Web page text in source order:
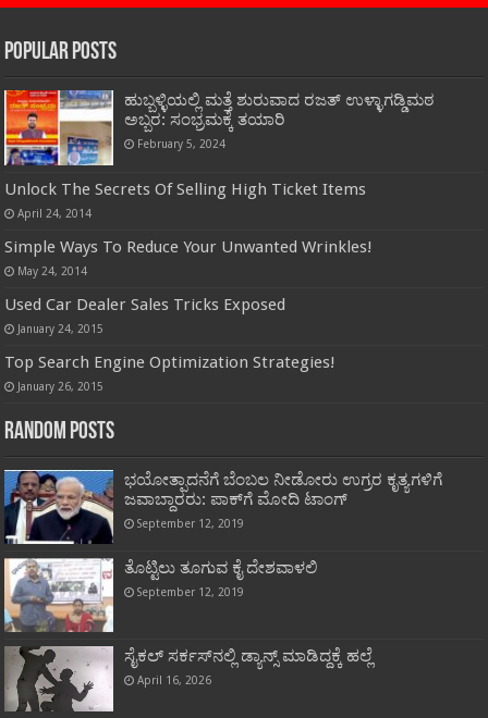
Popular Posts
ಹುಬ್ಬಳ್ಳಿಯಲ್ಲಿ ಮತ್ತೆ ಶುರುವಾದ ರಜತ್ ಉಳ್ಳಾಗಡ್ಡಿಮಠ
ಅಬ್ಬರ: ಸಂಭ್ರಮಕ್ಕೆ ತಯಾರಿ
February 5, 2024
Unlock The Secrets Of Selling High Ticket Items
April 24, 2014
Simple Ways To Reduce Your Unwanted Wrinkles!
May 24, 2014
Used Car Dealer Sales Tricks Exposed
January 24, 2015
Top Search Engine Optimization Strategies!
January 26, 2015
Random Posts
ಭಯೋತ್ಪಾದನೆಗೆ ಬೆಂಬಲ ನೀಡೋರು ಉಗ್ರರ ಕೃತ್ಯಗಳಿಗೆ
ಜವಾಬ್ದಾರರು: ಪಾಕ್​ಗೆ ಮೋದಿ ಟಾಂಗ್
September 12, 2019
ತೊಟ್ಟಿಲು ತೂಗುವ ಕೈ ದೇಶವಾಳಲಿ
September 12, 2019
ಸೈಕಲ್ ಸರ್ಕಸ್‌ನಲ್ಲಿ ಡ್ಯಾನ್ಸ್ ಮಾಡಿದ್ದಕ್ಕೆ ಹಲ್ಲೆ
April 16, 2026